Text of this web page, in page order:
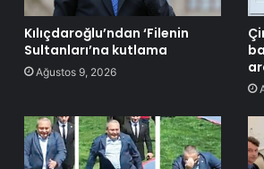
Kılıçdaroğlu’ndan ‘Filenin
Sultanları’na kutlama
Ağustos 9, 2026